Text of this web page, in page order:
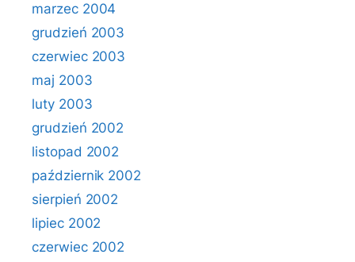
marzec 2004
grudzień 2003
czerwiec 2003
maj 2003
luty 2003
grudzień 2002
listopad 2002
październik 2002
sierpień 2002
lipiec 2002
czerwiec 2002